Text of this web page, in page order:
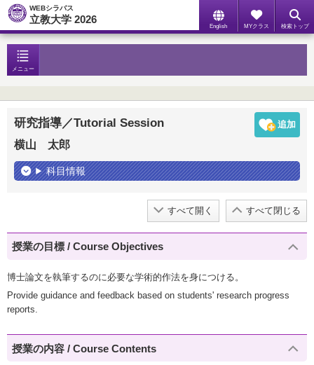
WEBシラバス
立教大学 2026
English MYクラス 検索トップ
メニュー
研究指導／Tutorial Session
横山 太郎
科目情報
すべて開く すべて閉じる
授業の目標 / Course Objectives
博士論文を執筆するのに必要な学術的作法を身につける。
Provide guidance and feedback based on students' research progress
reports.
授業の内容 / Course Contents